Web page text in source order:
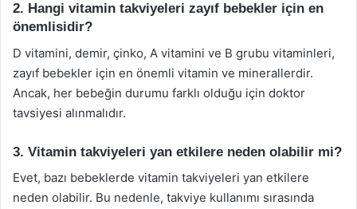
2. Hangi vitamin takviyeleri zayıf bebekler için en
önemlisidir?
D vitamini, demir, çinko, A vitamini ve B grubu vitaminleri,
zayıf bebekler için en önemli vitamin ve minerallerdir.
Ancak, her bebeğin durumu farklı olduğu için doktor
tavsiyesi alınmalıdır.
3. Vitamin takviyeleri yan etkilere neden olabilir mi?
Evet, bazı bebeklerde vitamin takviyeleri yan etkilere
neden olabilir. Bu nedenle, takviye kullanımı sırasında